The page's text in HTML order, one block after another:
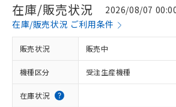
在庫/販売状況
2026/08/07
在庫/販売状況 ご利用条件
販売状況 販売中
機種区分 受注生産機種
在庫状況